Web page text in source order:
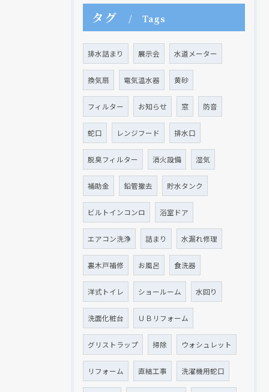
タグ Tags
排水詰まり 展示会 水道メーター
換気扇 電気温水器 黄砂
フィルター お知らせ 窓 防音
蛇口 レンジフード 排水口
脱臭フィルター 消火設備 湿気
補助金 鉛管撤去 貯水タンク
ビルトインコンロ 浴室ドア
エアコン洗浄 詰まり 水漏れ修理
裏木戸補修 お風呂 食洗器
洋式トイレ ショールーム 水回り
洗面化粧台 ＵＢリフォーム
グリストラップ 掃除 ウォシュレット
リフォーム 直結工事 洗濯機用蛇口
現在、新聞に入っている折込チラシです。
現在、新聞に入っている折込チラシです。